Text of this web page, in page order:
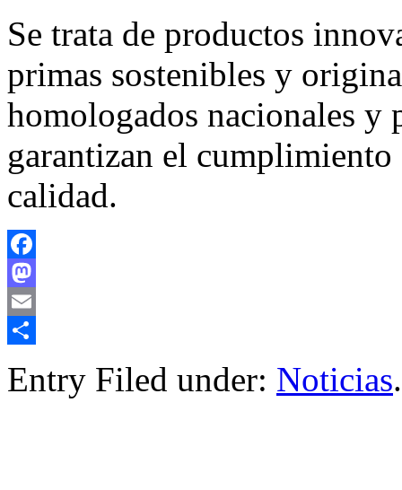
Se trata de productos
primas sostenibles y
homologados nacionales y
garantizan el
calidad.
Facebook
Mastodon
Email
Entry Filed under: Noticias